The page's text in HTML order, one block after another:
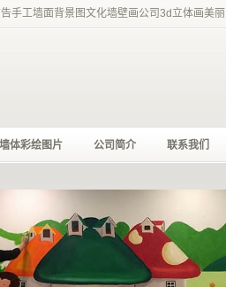
手工墙面背景图文化墙壁画公司3d立体画美
墙体彩绘图片 公司简介 联系我们